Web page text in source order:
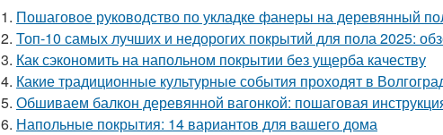
1. Пошаговое руководство по укладке фанеры на деревянный
2. Топ-10 самых лучших и недорогих покрытий для пола 2025:
3. Как сэкономить на напольном покрытии без ущерба качеству
4. Какие традиционные культурные события проходят в
5. Обшиваем балкон деревянной вагонкой: пошаговая
6. Напольные покрытия: 14 вариантов для вашего дома